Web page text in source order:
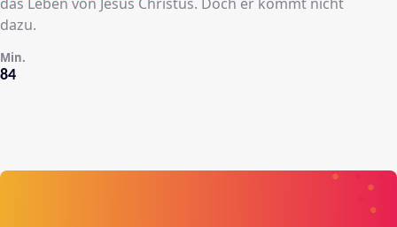
dazu.
84
Min.